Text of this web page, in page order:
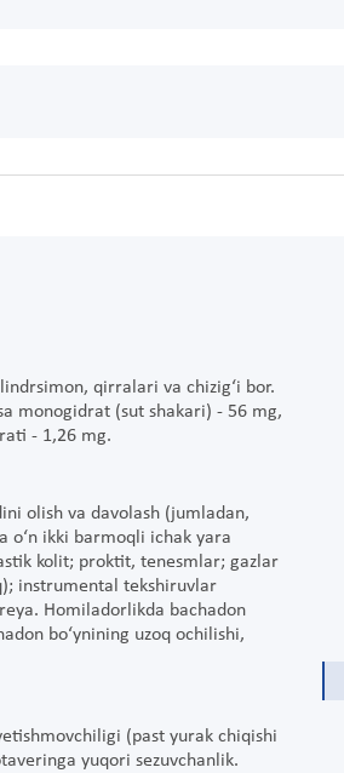
qirralari va chizig‘i bor.
monogidrat (sut shakari) - 56 mg,
- 1,26 mg.
olish va davolash (jumladan,
o‘n ikki barmoqli ichak yara
kolit; proktit, tenesmlar; gazlar
instrumental tekshiruvlar
Homiladorlikda bachadon
bo‘ynining uzoq ochilishi,
(past yurak chiqishi
yuqori sezuvchanlik.